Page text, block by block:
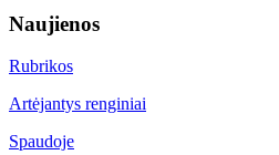
Naujienos
Rubrikos
Artėjantys renginiai
Spaudoje